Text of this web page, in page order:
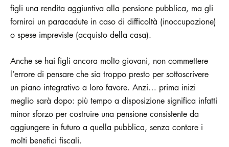
figli una rendita aggiuntiva alla pensione pubblica, ma gli
fornirai un paracadute in caso di difficoltà (inoccupazione)
o spese impreviste (acquisto della casa).
Anche se hai figli ancora molto giovani, non commettere
l’errore di pensare che sia troppo presto per sottoscrivere
un piano integrativo a loro favore. Anzi… prima inizi
meglio sarà dopo: più tempo a disposizione significa infatti
minor sforzo per costruire una pensione consistente da
aggiungere in futuro a quella pubblica, senza contare i
molti benefici fiscali.